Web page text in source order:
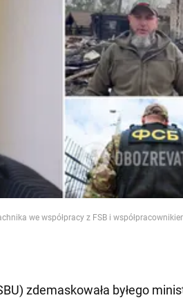
we współpracy z FSB i
zdemaskowała byłego